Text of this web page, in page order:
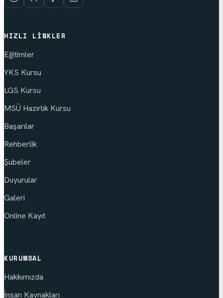
HIZLI LINKLER
Eğitimler
YKS Kursu
LGS Kursu
MSÜ Hazırlık Kursu
Başarılar
Rehberlik
Şubeler
Duyurular
Galeri
Online Kayıt
KURUMSAL
Hakkımızda
İnsan Kaynakları